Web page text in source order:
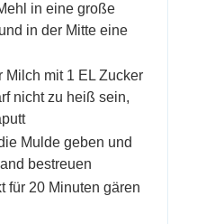
in eine große
in der Mitte eine
Milch mit 1 EL Zucker
nicht zu heiß sein,
Mulde geben und
bestreuen
für 20 Minuten gären